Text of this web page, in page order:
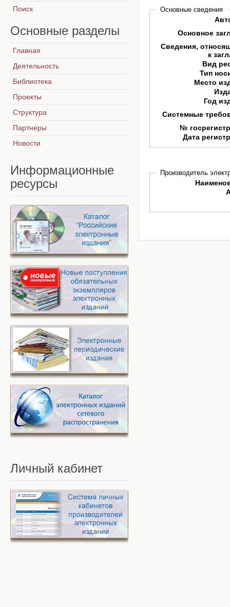
Основные сведения
Основное
Сведения,
к
Вид
Тип
Место
Год
Системные
№
Дата
Производитель
Поиск
Основные разделы
Главная
Деятельность
Библиотека
Проекты
Структура
Партнеры
Новости
Информационные
ресурсы
Личный кабинет